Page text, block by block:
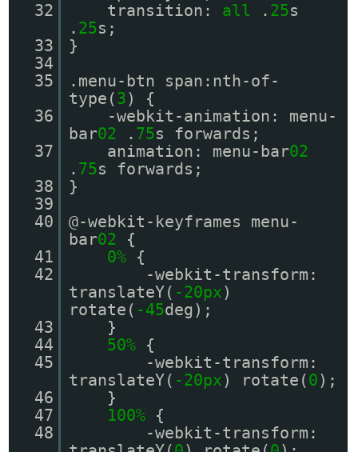
32
transition: all . 25s
. 25s;
33
}
34
35
.menu-btn span:nth-of-
type(3) {
36
-webkit-animation: menu-
bar02 . 75s forwards;
37
animation: menu-bar02
. 75s forwards;
38
}
39
40
@-webkit-keyframes menu-
bar02
{
41
0% {
42
-webkit-transform:
translateY( -20px)
rotate( -45deg);
43
}
44
50% {
45
-webkit-transform:
translateY( -20px) rotate(0);
46
}
47
100% {
48
-webkit-transform: